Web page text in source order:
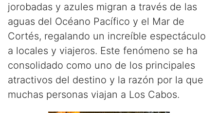
jorobadas y azules migran a través de las
aguas del Océano Pacífico y el Mar de
Cortés, regalando un increíble espectáculo
a locales y viajeros. Este fenómeno se ha
consolidado como uno de los principales
atractivos del destino y la razón por la que
muchas personas viajan a Los Cabos.